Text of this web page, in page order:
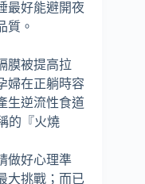
最好能避開夜
質。
膜被提高拉
婦在正躺時容
生逆流性食道
的『火燒
做好心理準
大挑戰；而已